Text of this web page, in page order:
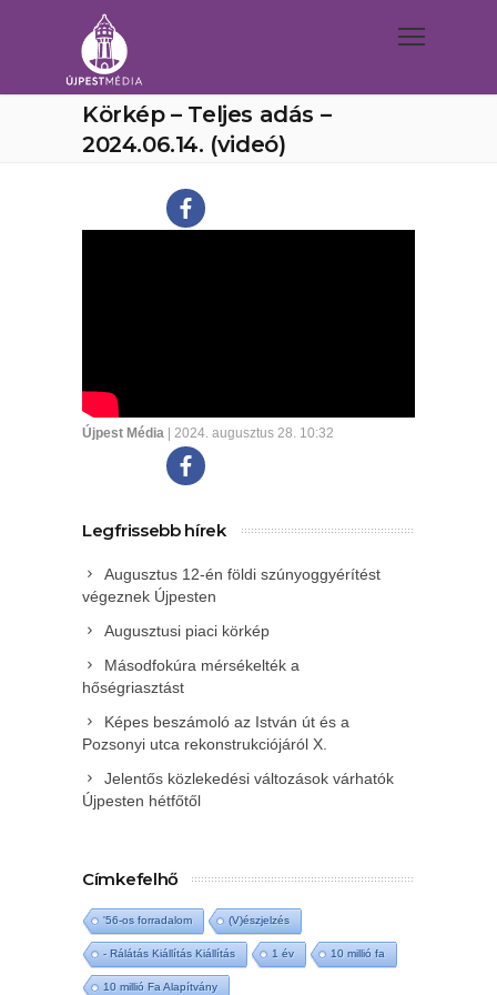
Körkép – Teljes adás –
2024.06.14. (videó)
Újpest Média | 2024. augusztus 28. 10:32
Legfrissebb hírek
Augusztus 12-én földi szúnyoggyérítést
végeznek Újpesten
Augusztusi piaci körkép
Másodfokúra mérsékelték a
hőségriasztást
Képes beszámoló az István út és a
Pozsonyi utca rekonstrukciójáról X.
Jelentős közlekedési változások várhatók
Újpesten hétfőtől
Címkefelhő
'56-os forradalom (V)észjelzés
- Rálátás Kiállítás Kiállítás 1 év 10 millió fa
10 millió Fa Alapítvány